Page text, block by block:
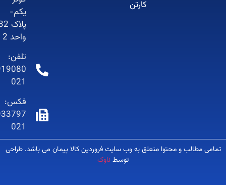
پلاک 32-
واحد 2
66919080-
فکس:
66933797-
مطالب و محتوا متعلق به وب سایت فروردین کالا پیمان می باشد. طراحی
ناوک